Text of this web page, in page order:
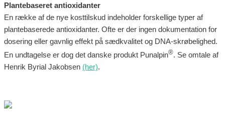
Plantebaseret antioxidanter
En række af de nye kosttilskud indeholder forskellige typer af
plantebaserede antioxidanter. Ofte er der ingen dokumentation for
dosering eller gavnlig effekt på sædkvalitet og DNA-skrøbelighed.
En undtagelse er dog det danske produkt Punalpin®. Se omtale af
Henrik Byrial Jakobsen (her).